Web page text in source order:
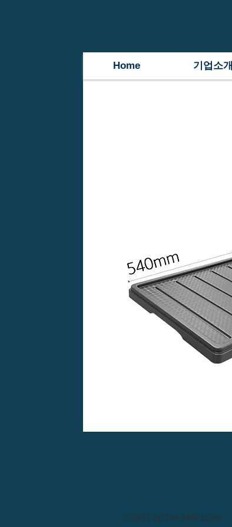
Home 기업소개
© 2017 by The KMP co.ltd